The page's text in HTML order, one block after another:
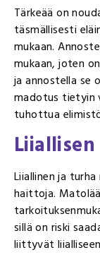
Tärkeää on
täsmällisesti
mukaan.
mukaan, joten
ja annostella se
madotus tietyin
tuhottua
Liiallinen ja
haittoja.
sillä on riski
liittyvät